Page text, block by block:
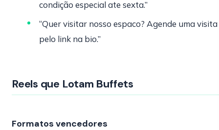
condição especial ate sexta.”
“Quer visitar nosso espaco? Agende uma visita
pelo link na bio.”
Reels que Lotam Buffets
Formatos vencedores